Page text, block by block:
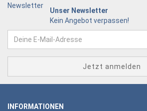
Unser Newsletter
Kein Angebot verpassen!
INFORMATIONEN